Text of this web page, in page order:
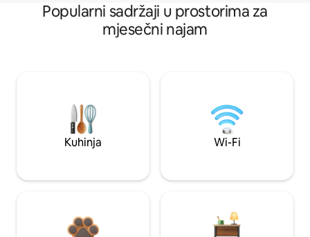
Popularni sadržaji u prostorima za
mjesečni najam
Kuhinja Wi-Fi